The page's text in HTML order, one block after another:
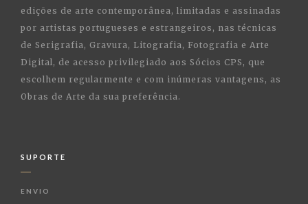
edições de arte contemporânea, limitadas e assinadas
por artistas portugueses e estrangeiros, nas técnicas
de Serigrafia, Gravura, Litografia, Fotografia e Arte
Digital, de acesso privilegiado aos Sócios CPS, que
escolhem regularmente e com inúmeras vantagens, as
Obras de Arte da sua preferência.
SUPORTE
ENVIO